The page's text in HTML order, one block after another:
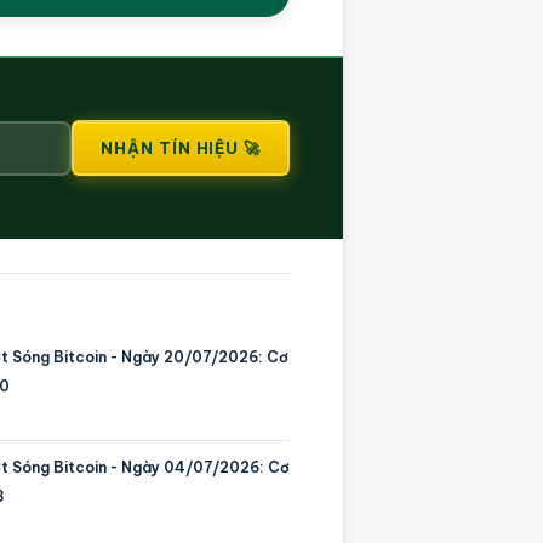
NHẬN TÍN HIỆU 🚀
Sóng Bitcoin - Ngày 20/07/2026: Cơ
Sóng Bitcoin - Ngày 04/07/2026: Cơ